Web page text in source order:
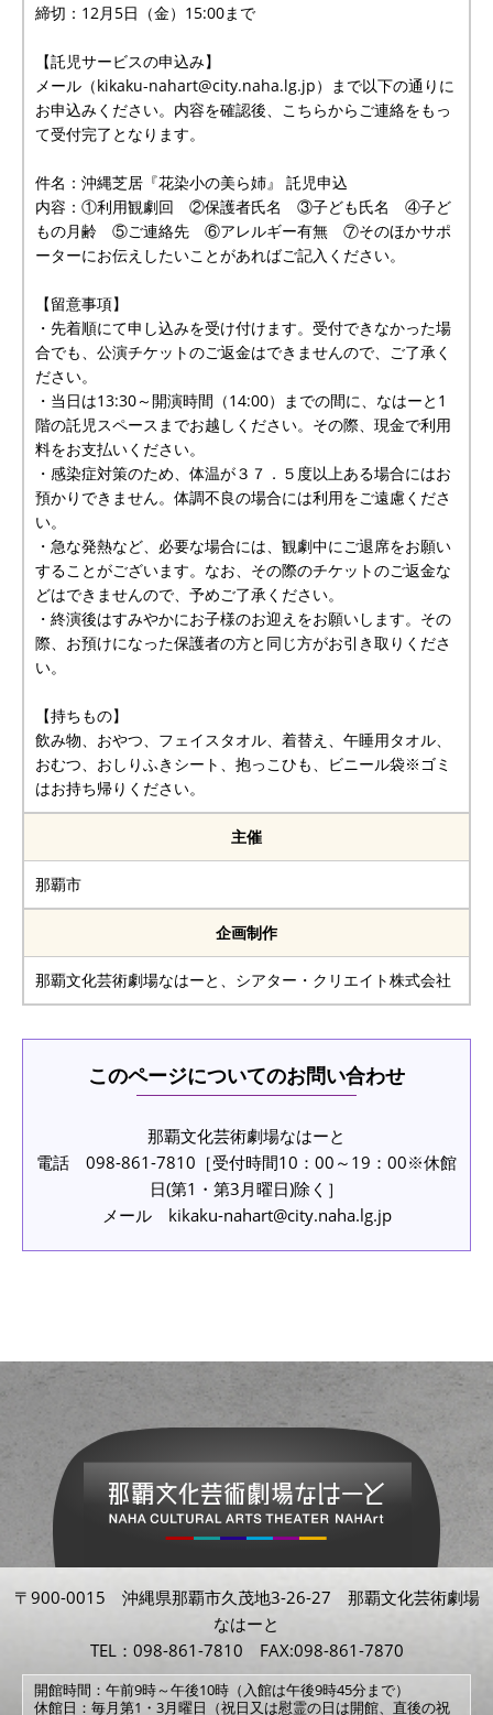
締切：12月5日（金）15:00まで
【託児サービスの申込み】
メール（kikaku-nahart@city.naha.lg.jp）まで以下の通りに
お申込みください。内容を確認後、こちらからご連絡をもっ
て受付完了となります。
件名：沖縄芝居『花染小の美ら姉』 託児申込
内容：①利用観劇回 ②保護者氏名 ③子ども氏名 ④子ど
もの月齢 ⑤ご連絡先 ⑥アレルギー有無 ⑦そのほかサポ
ーターにお伝えしたいことがあればご記入ください。
【留意事項】
・先着順にて申し込みを受け付けます。受付できなかった場
合でも、公演チケットのご返金はできませんので、ご了承く
ださい。
・当日は13:30～開演時間（14:00）までの間に、なはーと1
階の託児スペースまでお越しください。その際、現金で利用
料をお支払いください。
・感染症対策のため、体温が３７．５度以上ある場合にはお
預かりできません。体調不良の場合には利用をご遠慮くださ
い。
・急な発熱など、必要な場合には、観劇中にご退席をお願い
することがございます。なお、その際のチケットのご返金な
どはできませんので、予めご了承ください。
・終演後はすみやかにお子様のお迎えをお願いします。その
際、お預けになった保護者の方と同じ方がお引き取りくださ
い。
【持ちもの】
飲み物、おやつ、フェイスタオル、着替え、午睡用タオル、
おむつ、おしりふきシート、抱っこひも、ビニール袋※ゴミ
はお持ち帰りください。
主催
那覇市
企画制作
那覇文化芸術劇場なはーと、シアター・クリエイト株式会社
このページについてのお問い合わせ
那覇文化芸術劇場なはーと
電話 098-861-7810［受付時間10：00～19：00※休館
日(第1・第3月曜日)除く］
メール kikaku-nahart@city.naha.lg.jp
〒900-0015 沖縄県那覇市久茂地3-26-27 那覇文化芸術劇場
なはーと
TEL：098-861-7810 FAX:098-861-7870
開館時間：午前9時～午後10時（入館は午後9時45分まで）
休館日：毎月第1・3月曜日（祝日又は慰霊の日は開館、直後の祝